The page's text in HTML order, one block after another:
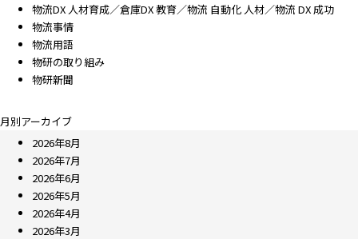
物流DX 人材育成／倉庫DX 教育／物流 自動化 人材／物流 DX 成功
物流事情
物流用語
物研の取り組み
物研新聞
月別アーカイブ
2026年8月
2026年7月
2026年6月
2026年5月
2026年4月
2026年3月